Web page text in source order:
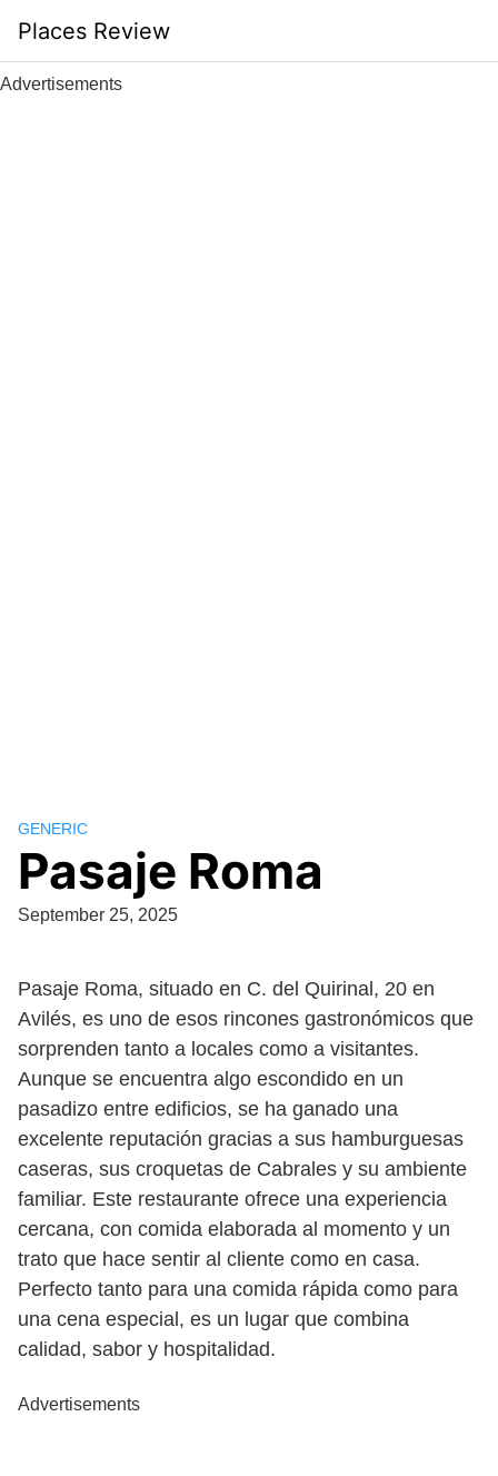
content
Places Review
Advertisements
GENERIC
Pasaje Roma
September 25, 2025
Pasaje Roma, situado en C. del Quirinal, 20 en
Avilés, es uno de esos rincones gastronómicos que
sorprenden tanto a locales como a visitantes.
Aunque se encuentra algo escondido en un
pasadizo entre edificios, se ha ganado una
excelente reputación gracias a sus hamburguesas
caseras, sus croquetas de Cabrales y su ambiente
familiar. Este restaurante ofrece una experiencia
cercana, con comida elaborada al momento y un
trato que hace sentir al cliente como en casa.
Perfecto tanto para una comida rápida como para
una cena especial, es un lugar que combina
calidad, sabor y hospitalidad.
Advertisements